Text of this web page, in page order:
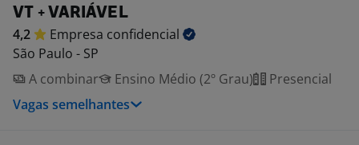
VT + VARIÁVEL
4,2 Empresa confidencial
São Paulo - SP
A combinar
Ensino Médio (2º Grau)
Presencial
Vagas semelhantes